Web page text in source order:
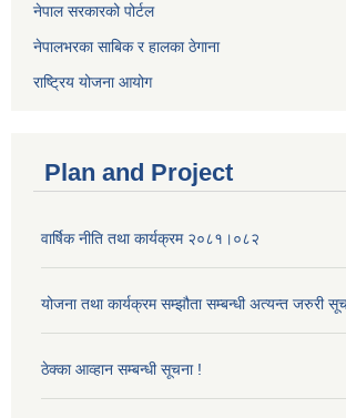
नेपाल सरकारको पोर्टल
नेपालभरका साबिक र हालका ठेगाना
राष्ट्रिय योजना आयोग
Plan and Project
वार्षिक नीति तथा कार्यक्रम २०८१।०८२
योजना तथा कार्यक्रम सम्झौता सम्बन्धी अत्यन्त जरुरी
ठेक्का आव्हान सम्बन्धी सूचना !